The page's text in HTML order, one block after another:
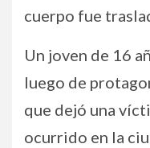
cuerpo fue
Un joven de 16
luego de
que dejó una
ocurrido en la